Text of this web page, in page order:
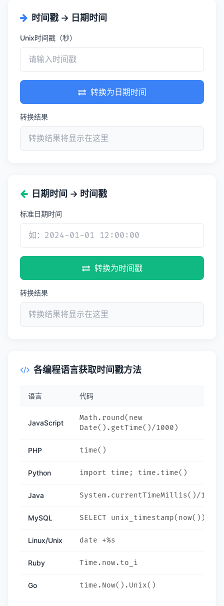
时间戳 → 日期时间
Unix时间戳（秒）
转换为日期时间
转换结果
日期时间 → 时间戳
标准日期时间
转换为时间戳
转换结果
各编程语言获取时间戳方法
语言 代码
JavaScript
Math.round(new
Date().getTime()/1000)
PHP time()
Python import time; time.time()
Java System.currentTimeMillis()/1000
MySQL SELECT unix_timestamp(now())
Linux/Unix date +%s
Ruby Time.now.to_i
Go time.Now().Unix()